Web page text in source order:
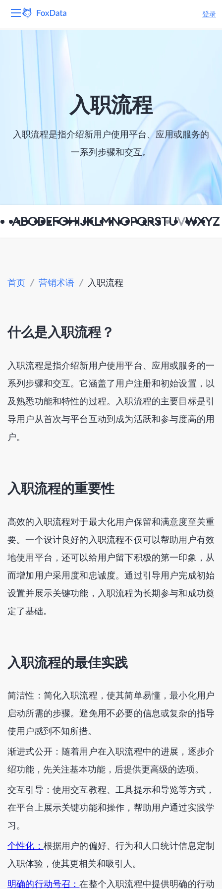
登录
产品
解决方案 入职流程
入职流程是指介绍新用户使用平台、应用或服务的
一系列步骤和交互。
ABCDEFGHIJKLMNOPQRSTUVWXYZ
首页 / 营销术语 / 入职流程
什么是入职流程？
入职流程是指介绍新用户使用平台、应用或服务的一
系列步骤和交互。它涵盖了用户注册和初始设置，以
及熟悉功能和特性的过程。入职流程的主要目标是引
导用户从首次与平台互动到成为活跃和参与度高的用
户。
入职流程的重要性
高效的入职流程对于最大化用户保留和满意度至关重
要。一个设计良好的入职流程不仅可以帮助用户有效
地使用平台，还可以给用户留下积极的第一印象，从
而增加用户采用度和忠诚度。通过引导用户完成初始
设置并展示关键功能，入职流程为长期参与和成功奠
定了基础。
入职流程的最佳实践
简洁性：简化入职流程，使其简单易懂，最小化用户
启动所需的步骤。避免用不必要的信息或复杂的指导
使用户感到不知所措。
渐进式公开：随着用户在入职流程中的进展，逐步介
绍功能，先关注基本功能，后提供更高级的选项。
交互引导：使用交互教程、工具提示和导览等方式，
在平台上展示关键功能和操作，帮助用户通过实践学
习。
个性化： 根据用户的偏好、行为和人口统计信息定制
入职体验，使其更相关和吸引人。
明确的行动号召：在整个入职流程中提供明确的行动